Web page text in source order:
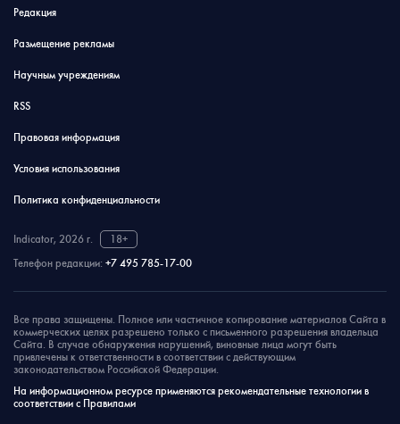
Редакция
Размещение рекламы
Научным учреждениям
RSS
Правовая информация
Условия использования
Политика конфиденциальности
Indicator, 2026 г.
18+
Телефон редакции: +7 495 785-17-00
Все права защищены. Полное или частичное копирование материалов Сайта в
коммерческих целях разрешено только с письменного разрешения владельца
Сайта. В случае обнаружения нарушений, виновные лица могут быть
привлечены к ответственности в соответствии с действующим
законодательством Российской Федерации.
На информационном ресурсе применяются рекомендательные технологии в
соответствии с Правилами